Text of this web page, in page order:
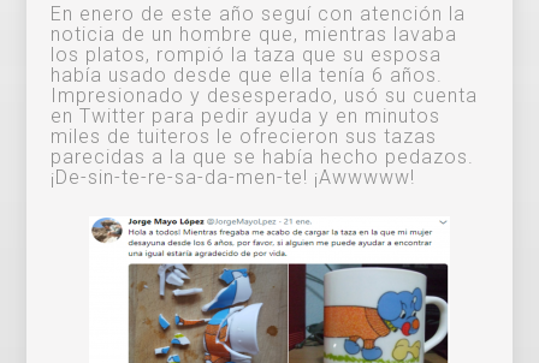
En enero de este año seguí con atención la
noticia de un hombre que, mientras lavaba
los platos, rompió la taza que su esposa
había usado desde que ella tenía 6 años.
Impresionado y desesperado, usó su cuenta
en Twitter para pedir ayuda y en minutos
miles de tuiteros le ofrecieron sus tazas
parecidas a la que se había hecho pedazos.
¡De-sin-te-re-sa-da-men-te! ¡Awwwww!